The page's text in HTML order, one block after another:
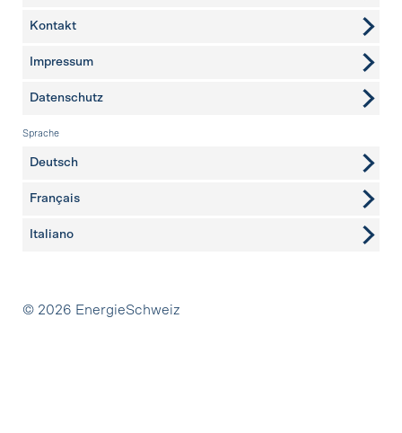
weitere Seiten
Kontakt
Impressum
Datenschutz
Sprache
Deutsch
Français
Italiano
Partner
© 2026 EnergieSchweiz